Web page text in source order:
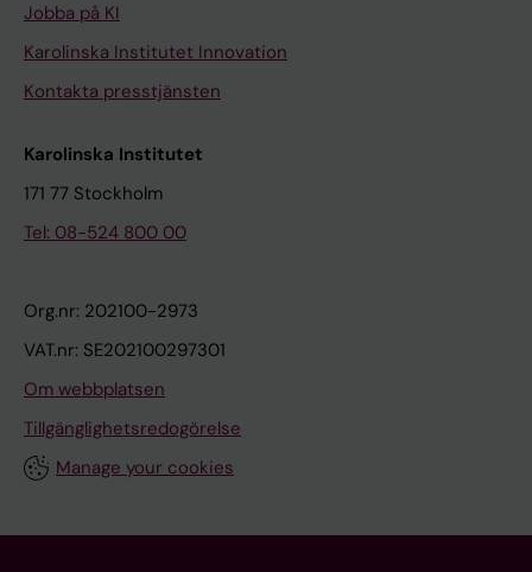
Jobba på KI
Karolinska Institutet Innovation
Kontakta presstjänsten
Karolinska Institutet
171 77 Stockholm
Tel: 08-524 800 00
Org.nr: 202100-2973
VAT.nr: SE202100297301
Om webbplatsen
Tillgänglighetsredogörelse
Manage your cookies